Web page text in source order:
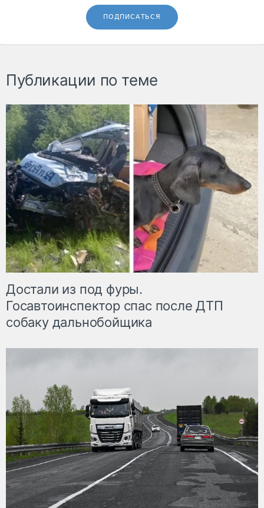
ПОДПИСАТЬСЯ
Публикации по теме
Достали из под фуры.
Госавтоинспектор спас после ДТП
собаку дальнобойщика